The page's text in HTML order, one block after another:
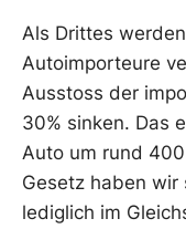
Als Drittes
Autoimporteure
Ausstoss der
30% sinken. Das
Auto um rund
Gesetz haben wir
lediglich im